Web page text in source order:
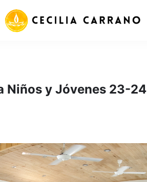
Niños y Jóvenes 23-24